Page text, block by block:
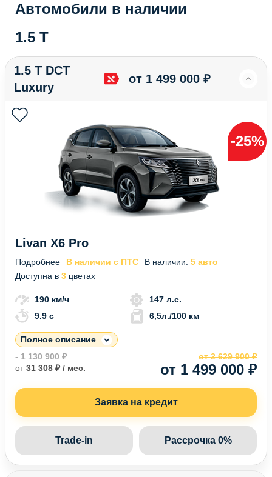
Автомобили в наличии
1.5 T
1.5 T DCT
Luxury
от 1 499 000 ₽
-25%
Livan X6 Pro
Подробнее В наличии с ПТС В наличии: 5 авто
Доступна в 3 цветах
190 км/ч
147 л.с.
9.9 c
6,5л./100 км
Полное описание
- 1 130 900 ₽
от31 308 ₽ / мес. от 1 499 000 ₽
от 2 629 900 ₽
Заявка на кредит
Trade-in Рассрочка 0%